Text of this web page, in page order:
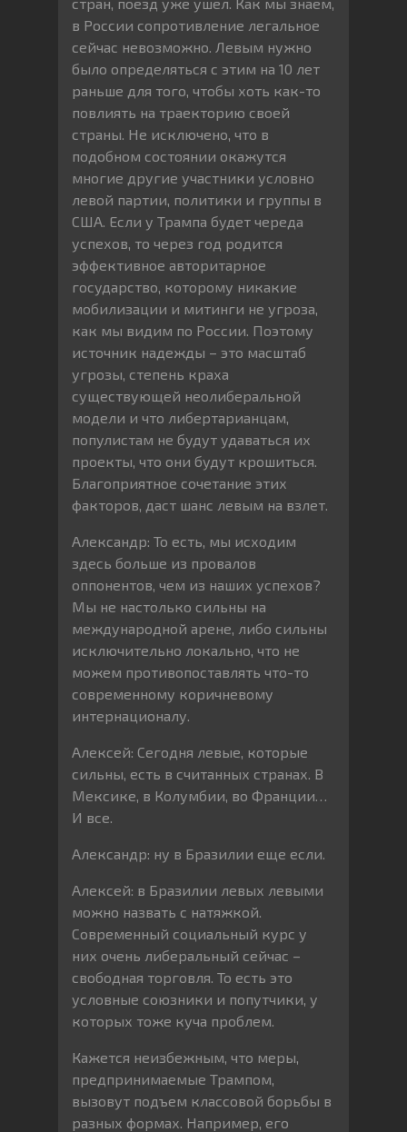
в России сопротивление легальное
сейчас невозможно. Левым нужно
было определяться с этим на 10 лет
раньше для того, чтобы хоть как-то
повлиять на траекторию своей
страны. Не исключено, что в
подобном состоянии окажутся
многие другие участники условно
левой партии, политики и группы в
США. Если у Трампа будет череда
успехов, то через год родится
эффективное авторитарное
государство, которому никакие
мобилизации и митинги не угроза,
как мы видим по России. Поэтому
источник надежды – это масштаб
угрозы, степень краха
существующей неолиберальной
модели и что либертарианцам,
популистам не будут удаваться их
проекты, что они будут крошиться.
Благоприятное сочетание этих
факторов, даст шанс левым на взлет.
Александр: То есть, мы исходим
здесь больше из провалов
оппонентов, чем из наших успехов?
Мы не настолько сильны на
международной арене, либо сильны
исключительно локально, что не
можем противопоставлять что-то
современному коричневому
интернационалу.
Алексей: Сегодня левые, которые
сильны, есть в считанных странах. В
Мексике, в Колумбии, во Франции…
И все.
Александр: ну в Бразилии еще если.
Алексей: в Бразилии левых левыми
можно назвать с натяжкой.
Современный социальный курс у
них очень либеральный сейчас –
свободная торговля. То есть это
условные союзники и попутчики, у
которых тоже куча проблем.
Кажется неизбежным, что меры,
предпринимаемые Трампом,
вызовут подъем классовой борьбы в
разных формах. Например, его